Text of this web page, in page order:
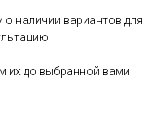
наличии вариантов для
их до выбранной вами